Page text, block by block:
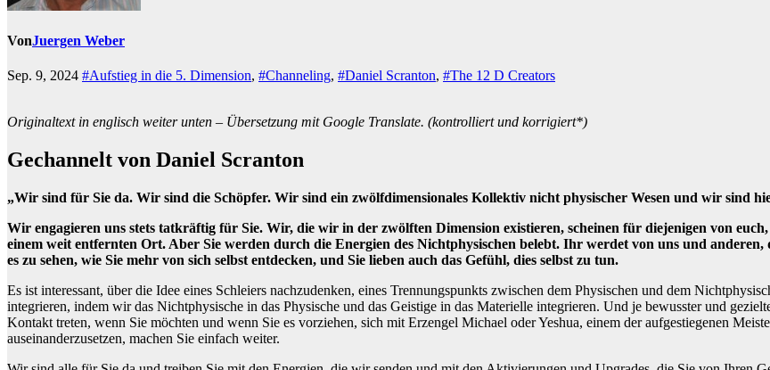
VonJuergen Weber
Sep. 9, 2024 #Aufstieg in die 5. Dimension, #Channeling, #Daniel Scranton, #The 12 D Creators
Originaltext in englisch weiter unten – Übersetzung mit Google Translate. (kontrolliert und korrigiert*)
Gechannelt von Daniel Scranton
„Wir sind für Sie da. Wir sind die Schöpfer. Wir sind ein zwölfdimensionales Kollektiv nicht physischer Wesen und wir sind
Wir engagieren uns stets tatkräftig für Sie. Wir, die wir in der zwölften Dimension existieren, scheinen für diejenigen von
einem weit entfernten Ort. Aber Sie werden durch die Energien des Nichtphysischen belebt. Ihr werdet von uns und
es zu sehen, wie Sie mehr von sich selbst entdecken, und Sie lieben auch das Gefühl, dies selbst zu tun.
Es ist interessant, über die Idee eines Schleiers nachzudenken, eines Trennungspunkts zwischen dem Physischen und dem
integrieren, indem wir das Nichtphysische in das Physische und das Geistige in das Materielle integrieren. Und je bewusster und
Kontakt treten, wenn Sie möchten und wenn Sie es vorziehen, sich mit Erzengel Michael oder Yeshua, einem der aufgestiegenen
auseinanderzusetzen, machen Sie einfach weiter.